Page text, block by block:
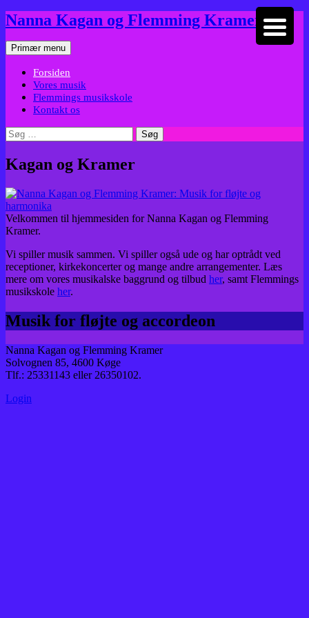
Hop
til
indhold
Nanna Kagan og Flemming Kramer
SøgPrimær menu
Forsiden
Vores musik
Flemmings musikskole
Kontakt os
Søg
efter:
Kagan og Kramer
Velkommen til hjemmesiden for Nanna Kagan og Flemming
Kramer.
Vi spiller musik sammen. Vi spiller også ude og har optrådt ved
receptioner, kirkekoncerter og mange andre arrangementer. Læs
mere om vores musikalske baggrund og tilbud her, samt Flemmings
musikskole her.
Musik for fløjte og accordeon
Nanna Kagan og Flemming Kramer
Solvognen 85, 4600 Køge
Tlf.: 25331143 eller 26350102.
Login